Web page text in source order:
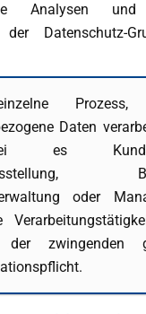
Analysen und
Datenschutz-
Daten
oder
der zwingenden